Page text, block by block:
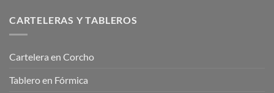
CARTELERAS Y TABLEROS
Cartelera en Corcho
Tablero en Fórmica